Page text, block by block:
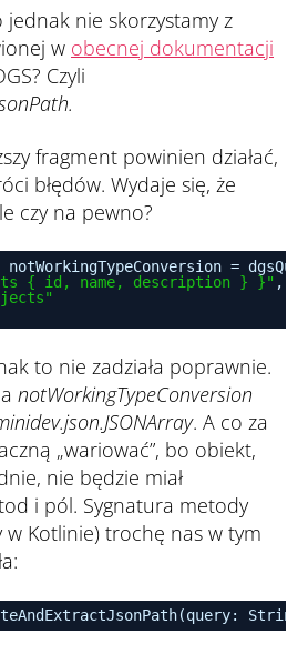
jednak nie skorzystamy z
w obecnej dokumentacji
Czyli
fragment powinien działać,
błędów. Wydaje się, że
czy na pewno?
=
{ id, name, description } }" ,
to nie zadziała poprawnie.
notWorkingTypeConversion
. A co za
„wariować”, bo obiekt,
nie będzie miał
i pól. Sygnatura metody
w Kotlinie) trochę nas w tym